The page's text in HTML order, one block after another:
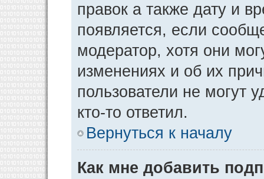
правок а также дату и
появляется, если
модератор, хотя они
изменениях и об их
пользователи не могут
кто-то ответил.
Вернуться к началу
Как мне добавить